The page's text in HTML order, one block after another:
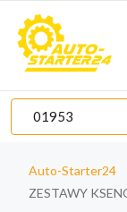
Auto-Starter24
ZESTAWY